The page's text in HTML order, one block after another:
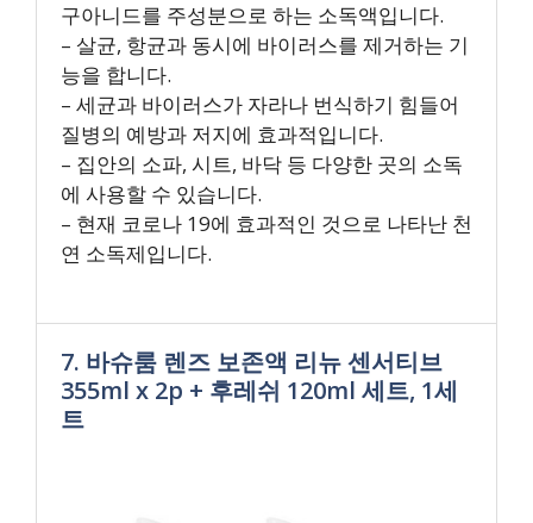
구아니드를 주성분으로 하는 소독액입니다.
– 살균, 항균과 동시에 바이러스를 제거하는 기
능을 합니다.
– 세균과 바이러스가 자라나 번식하기 힘들어
질병의 예방과 저지에 효과적입니다.
– 집안의 소파, 시트, 바닥 등 다양한 곳의 소독
에 사용할 수 있습니다.
– 현재 코로나 19에 효과적인 것으로 나타난 천
연 소독제입니다.
7. 바슈룸 렌즈 보존액 리뉴 센서티브
355ml x 2p + 후레쉬 120ml 세트, 1세
트